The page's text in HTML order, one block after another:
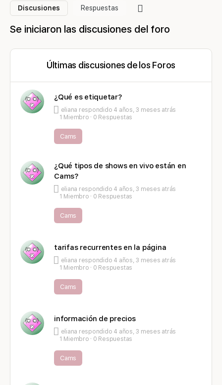
Discusiones Respuestas
Se iniciaron las discusiones del foro
Últimas discusiones de los Foros
¿Qué es etiquetar?
eliana respondido 4 años, 3 meses atrás
1 Miembro · 0 Respuestas
Cams
¿Qué tipos de shows en vivo están en
Cams?
eliana respondido 4 años, 3 meses atrás
1 Miembro · 0 Respuestas
Cams
tarifas recurrentes en la página
eliana respondido 4 años, 3 meses atrás
1 Miembro · 0 Respuestas
Cams
información de precios
eliana respondido 4 años, 3 meses atrás
1 Miembro · 0 Respuestas
Cams